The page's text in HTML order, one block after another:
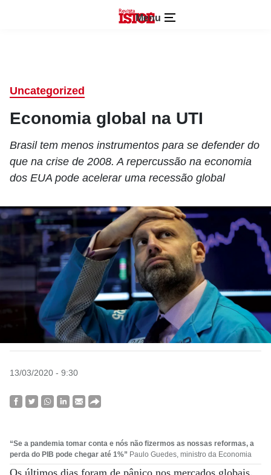
Menu
Uncategorized
Economia global na UTI
Brasil tem menos instrumentos para se defender do
que na crise de 2008. A repercussão na economia
dos EUA pode acelerar uma recessão global
13/03/2020 - 9:30
“Se a pandemia tomar conta e nós não fizermos as nossas reformas, a
perda do PIB pode chegar até 1%” Paulo Guedes, ministro da Economia
Os últimos dias foram de pânico nos mercados globais.